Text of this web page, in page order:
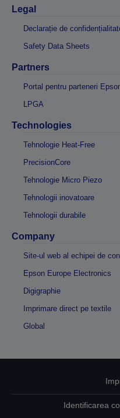
Legal
Declarație de
Safety Data Sheets
Partners
Portal pentru parteneri
LPGA
Technologies
Tehnologie Heat-Free
PrecisionCore
Tehnologie Micro Piezo
Tehnologii inovatoare
Tehnologii durabile
Company
Site-ul web al echipei de
Epson Europe Electronics
Digigraphie
Imprimare direct pe textile
Global
Identificarea